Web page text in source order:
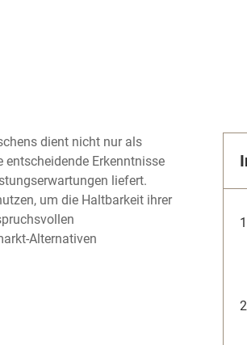
dient nicht nur als
Erkenntnisse
liefert.
um die Haltbarkeit ihrer
Alternativen